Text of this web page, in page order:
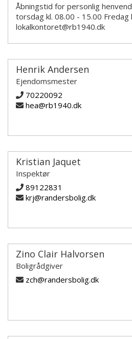
Åbningstid for personlig
torsdag kl. 08.00 - 15.00 Fredag
lokalkontoret@rb1940.dk
Henrik Andersen
Ejendomsmester
70220092
hea@rb1940.dk
Kristian Jaquet
Inspektør
89122831
krj@randersbolig.dk
Zino Clair Halvorsen
Boligrådgiver
zch@randersbolig.dk